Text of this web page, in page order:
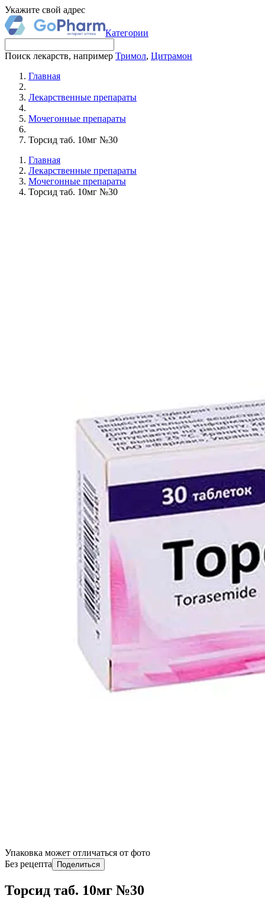
Укажите свой адрес
Категории
Поиск лекарств, например Тримол, Цитрамон
Главная
Лекарственные препараты
Мочегонные препараты
Торсид таб. 10мг №30
Главная
Лекарственные препараты
Мочегонные препараты
Торсид таб. 10мг №30
Упаковка может отличаться от фото
Без рецепта
Поделиться
Торсид таб. 10мг №30